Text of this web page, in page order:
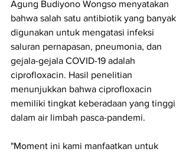
Agung Budiyono Wongso menyatakan
bahwa salah satu antibiotik yang banyak
digunakan untuk mengatasi infeksi
saluran pernapasan, pneumonia, dan
gejala-gejala COVID-19 adalah
ciprofloxacin. Hasil penelitian
menunjukkan bahwa ciprofloxacin
memiliki tingkat keberadaan yang tinggi
dalam air limbah pasca-pandemi.
"Moment ini kami manfaatkan untuk